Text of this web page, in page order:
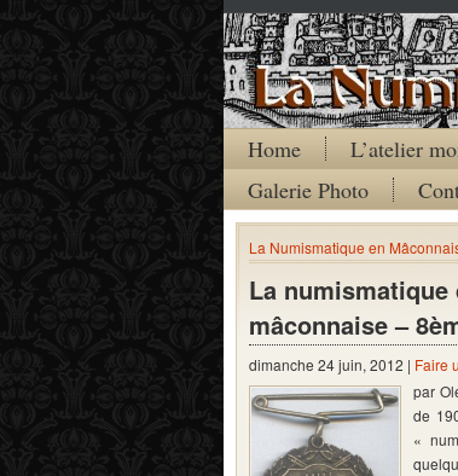
Home L’atelier
Galerie Photo
La Numismatique en
La
mâconnaise –
dimanche 24 juin, 2012 | Faire
par
de
«